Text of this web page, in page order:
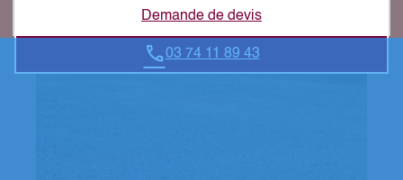
Demande de devis
03 74 11 89 43